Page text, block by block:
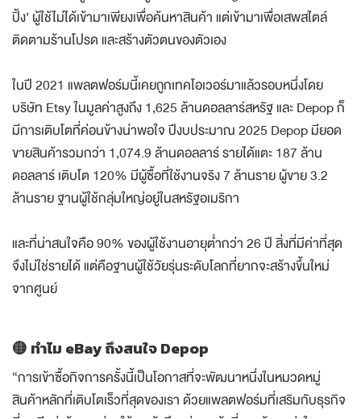
ปิ้ง’ ผู้ใช้ไม่ได้เข้ามาเพียงเพื่อค้นหาสินค้า แต่เข้ามาเพื่อเสพสไตล์
ติดตามร้านโปรด และสร้างตัวตนของตัวเอง
ในปี 2021 แพลตฟอร์มนี้เคยถูกเทคโอเวอร์มาแล้วรอบหนึ่งโดย
บริษัท Etsy ในมูลค่าสูงถึง 1,625 ล้านดอลลาร์สหรัฐ และ Depop ก็
มีการเติบโตที่ค่อนข้างน่าพอใจ ปีงบประมาณ 2025 Depop มียอด
ขายสินค้ารวมกว่า 1,074.9 ล้านดอลลาร์ รายได้แตะ 187 ล้าน
ดอลลาร์ เติบโต 120% มีผู้ซื้อที่ใช้งานจริง 7 ล้านราย ผู้ขาย 3.2
ล้านราย ฐานผู้ใช้กลุ่มใหญ่อยู่ในสหรัฐอเมริกา
และที่น่าสนใจคือ 90% ของผู้ใช้งานอายุต่ำกว่า 26 ปี สิ่งที่มีค่าที่สุด
จึงไม่ใช่รายได้ แต่คือฐานผู้ใช้วัยรุ่นระดับโลกที่ยากจะสร้างขึ้นใหม่
จากศูนย์
🟡 ทำไม eBay ถึงสนใจ Depop
“การเข้าซื้อกิจการครั้งนี้เป็นโอกาสที่จะพัฒนาหนึ่งในหมวดหมู่
สินค้าหลักที่เติบโตเร็วที่สุดของเรา ด้วยแพลตฟอร์มที่เสริมกับธุรกิจ